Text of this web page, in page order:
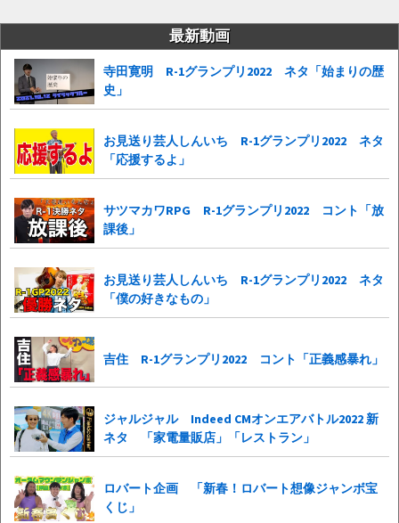
最新動画
寺田寛明 R-1グランプリ2022 ネタ「始まりの歴
史」
お見送り芸人しんいち R-1グランプリ2022 ネタ
「応援するよ」
サツマカワRPG R-1グランプリ2022 コント「放
課後」
お見送り芸人しんいち R-1グランプリ2022 ネタ
「僕の好きなもの」
吉住 R-1グランプリ2022 コント「正義感暴れ」
ジャルジャル Indeed CMオンエアバトル2022 新
ネタ 「家電量販店」「レストラン」
ロバート企画 「新春！ロバート想像ジャンボ宝
くじ」